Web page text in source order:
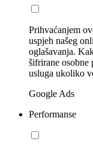
Prihvaćanjem
uspjeh našeg
oglašavanja.
šifrirane osobne
usluga ukoliko
Google Ads
Performanse